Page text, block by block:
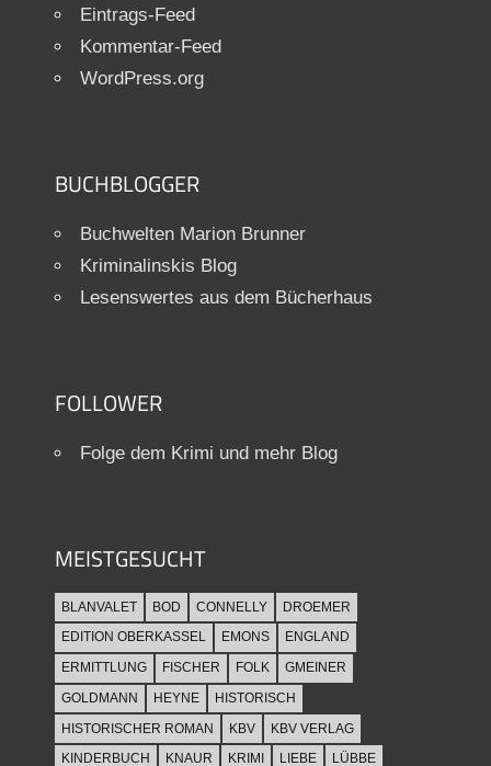
Eintrags-Feed
Kommentar-Feed
WordPress.org
BUCHBLOGGER
Buchwelten Marion Brunner
Kriminalinskis Blog
Lesenswertes aus dem Bücherhaus
FOLLOWER
Folge dem Krimi und mehr Blog
MEISTGESUCHT
BLANVALET BOD CONNELLY
DROEMER
EDITION OBERKASSEL
EMONS
ENGLAND
ERMITTLUNG
FISCHER FOLK
GMEINER
GOLDMANN
HEYNE
HISTORISCH
HISTORISCHER ROMAN
KBV
KBV VERLAG
KINDERBUCH
KNAUR KRIMI LIEBE LÜBBE